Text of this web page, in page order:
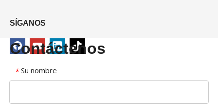
SÍGANOS
Contáctenos
* Su nombre